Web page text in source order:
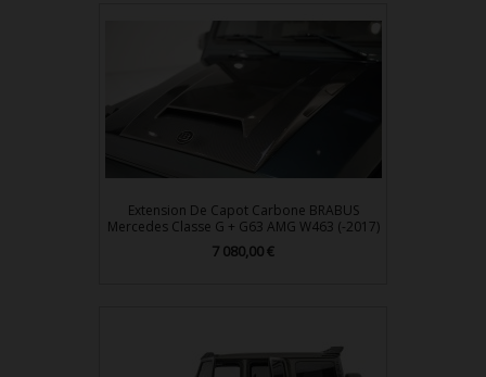
Extension De Capot Carbone BRABUS
Mercedes Classe G + G63 AMG W463 (-2017)
Prix
7 080,00 €